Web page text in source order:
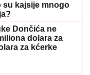
su kajsije mnogo
Dončića ne
dolara za
za kćerke